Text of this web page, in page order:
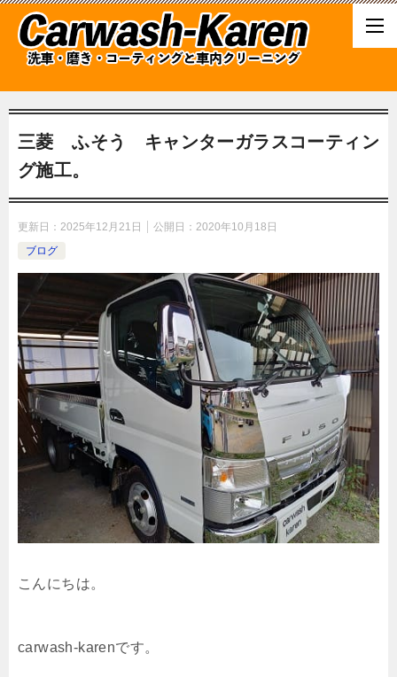
三菱 ふそう キャンターガラスコーティン
グ施工。
更新日： 2025年12月21日 公開日： 2020年10月18日
ブログ
こんにちは。
carwash-karenです。